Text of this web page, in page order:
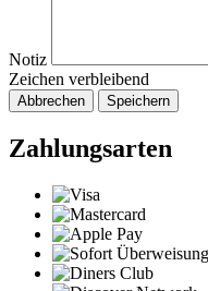
Notiz
Zeichen verbleibend
Abbrechen Speichern
Zahlungsarten